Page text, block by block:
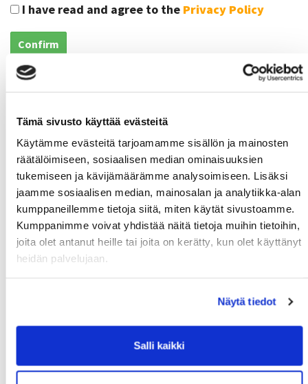
Tämä sivusto käyttää evästeitä
Käytämme evästeitä tarjoamamme sisällön ja mainosten
räätälöimiseen, sosiaalisen median ominaisuuksien
tukemiseen ja kävijämäärämme analysoimiseen. Lisäksi
jaamme sosiaalisen median, mainosalan ja analytiikka-alan
kumppaneillemme tietoja siitä, miten käytät sivustoamme.
Kumppanimme voivat yhdistää näitä tietoja muihin tietoihin,
joita olet antanut heille tai joita on kerätty, kun olet käyttänyt
heidän palvelujaan.
Näytä tiedot
Salli kaikki
I have read and agree to the Privacy Policy
Confirm
06.08. Fall Calendars will be published on Mon 17.8.2026
Get your new MoWe Card now
24.06. Welcome new students!
Summer opening hours for gyms
10.06. Wanted: New instructors
MoWe Calendar keeps you updated with